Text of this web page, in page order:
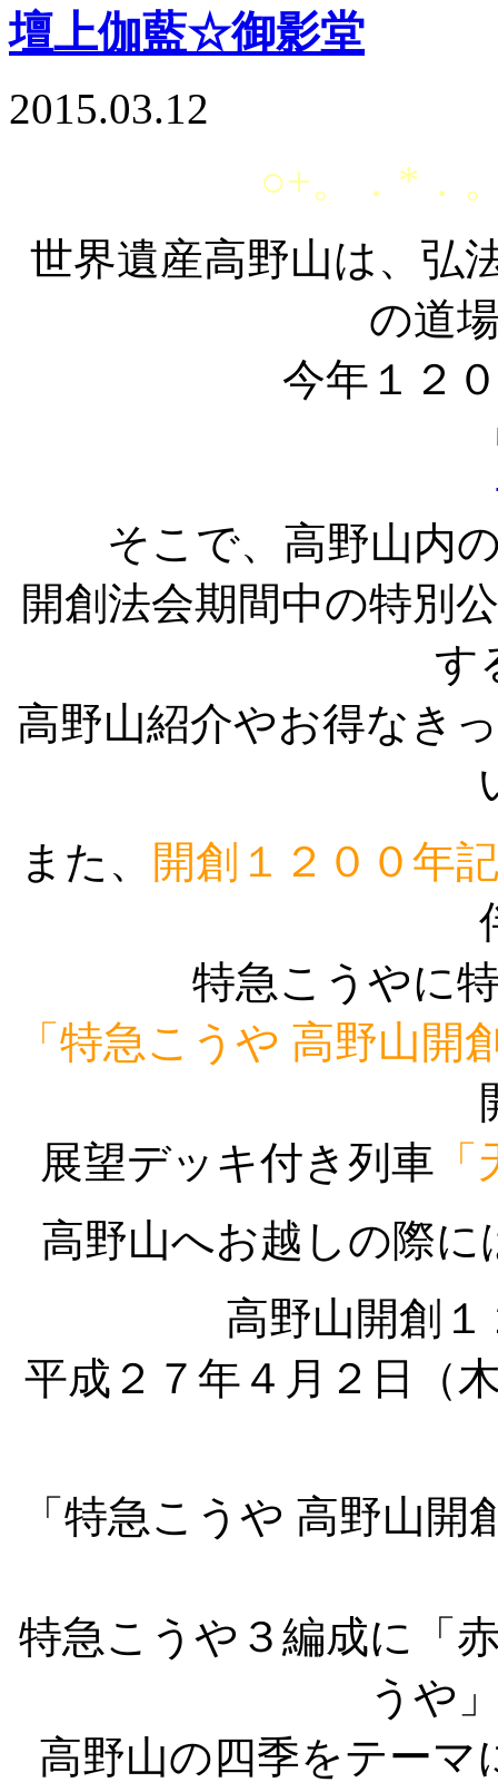
壇上伽藍☆御影堂
2015.03.12
○+。．*．
世界遺産高野山は、弘
の道
今年１２
そこで、高野山内
開創法会期間中の特別
す
高野山紹介やお得なき
また、
開創１２００年
特急こうやに
「特急こうや 高野山開
展望デッキ付き列車
高野山へお越しの際
高野山開創
平成２７年４月２日（
「特急こうや 高野山
特急こうや３編成に「
うや
高野山の四季をテー